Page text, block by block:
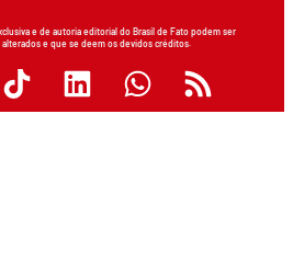
e de autoria editorial do Brasil de Fato podem ser
e que se deem os devidos créditos.